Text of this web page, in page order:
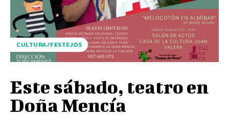
CULTURA/FESTEJOS
Este sábado, teatro en
Doña Mencía